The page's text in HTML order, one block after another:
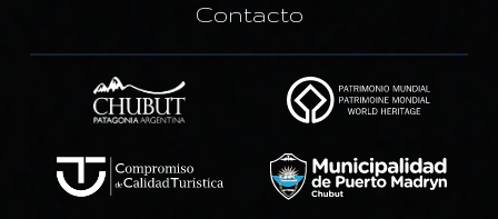
Contacto